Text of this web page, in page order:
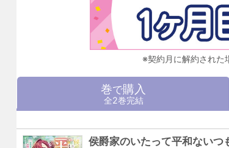
※契約月に解約された
巻で購入
全2巻完結